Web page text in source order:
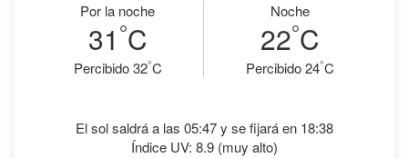
Por la noche
31 °C
Percibido 32°C
Noche
22°C
Percibido 24°C
El sol saldrá a las 05:47 y se fijará en 18:38
Índice UV: 8.9 (muy alto)